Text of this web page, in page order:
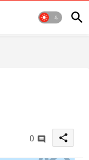
0 share